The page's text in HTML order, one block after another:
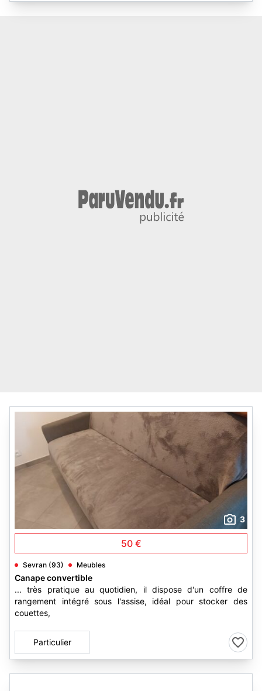
3
50 €
Sevran (93) Meubles
Canape convertible
... très pratique au quotidien, il dispose d'un coffre de
rangement intégré sous l'assise, idéal pour stocker des
couettes,
Particulier